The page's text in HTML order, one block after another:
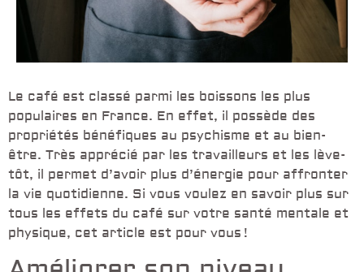
Le café est classé parmi les boissons les plus
populaires en France. En effet, il possède des
propriétés bénéfiques au psychisme et au bien-
être. Très apprécié par les travailleurs et les lève-
tôt, il permet d’avoir plus d’énergie pour affronter
la vie quotidienne. Si vous voulez en savoir plus sur
tous les effets du café sur votre santé mentale et
physique, cet article est pour vous !